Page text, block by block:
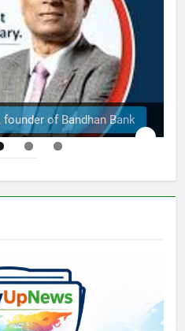
of Bandhan Bank